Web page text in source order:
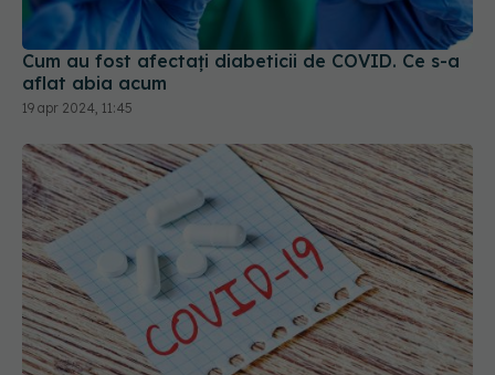
19 apr 2024, 11:45
Sipavibart, medicamentul care previne COVID de
la AstraZeneca, a primit o aprobare de la EMA
02 iul 2024, 12:22